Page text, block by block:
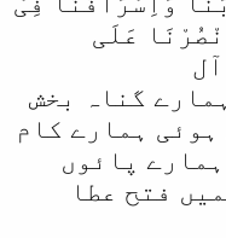
عَلَی
ہمارے گناہ بخش
ہمارے کام
پائوں
فتح عطا